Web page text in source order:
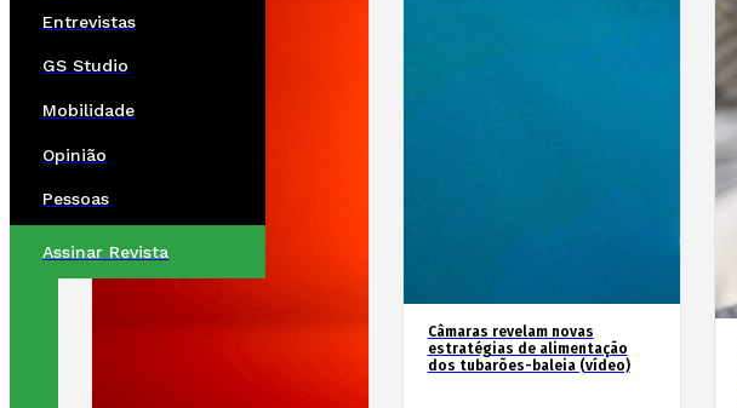
Entrevistas
GS Studio
Mobilidade
Opinião
Pessoas
Assinar Revista
Câmaras revelam novas
estratégias de alimentação
dos tubarões-baleia (vídeo)